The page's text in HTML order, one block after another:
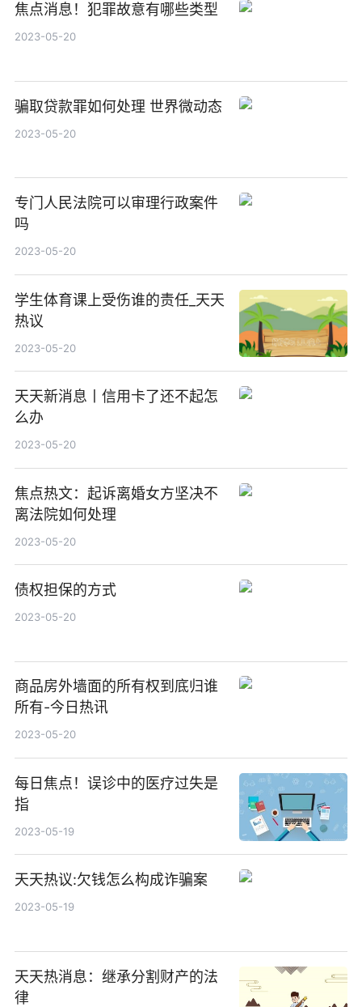
焦点消息！犯罪故意有哪些类型
2023-05-20
骗取贷款罪如何处理 世界微动态
2023-05-20
专门人民法院可以审理行政案件
吗
2023-05-20
学生体育课上受伤谁的责任_天天
热议
2023-05-20
天天新消息丨信用卡了还不起怎
么办
2023-05-20
焦点热文：起诉离婚女方坚决不
离法院如何处理
2023-05-20
债权担保的方式
2023-05-20
商品房外墙面的所有权到底归谁
所有-今日热讯
2023-05-20
每日焦点！误诊中的医疗过失是
指
2023-05-19
天天热议:欠钱怎么构成诈骗案
2023-05-19
天天热消息：继承分割财产的法
律